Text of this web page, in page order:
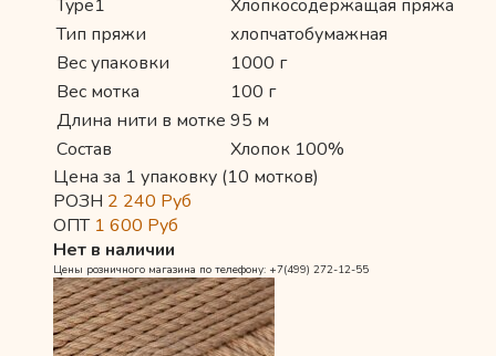
Type1
Хлопкосодержащая пряжа
Тип пряжи
хлопчатобумажная
Вес упаковки
1000 г
Вес мотка
100 г
Длина нити в мотке 95 м
Состав
Хлопок 100%
Цена за 1 упаковку (10 мотков)
РОЗН 2 240 Руб
ОПТ 1 600 Руб
Нет в наличии
Цены розничного магазина по телефону: +7(499) 272-12-55